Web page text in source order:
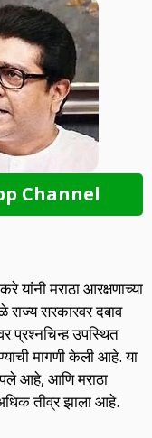
Channel
यांनी मराठा आरक्षणाच्या
राज्य सरकारवर दबाव
प्रश्नचिन्ह उपस्थित
मागणी केली आहे. या
आहे, आणि मराठा
अधिक तीव्र झाला आहे.